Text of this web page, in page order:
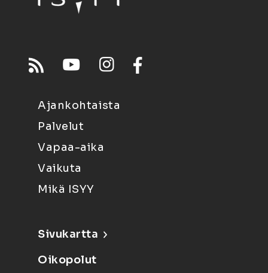
Ajankohtaista
Palvelut
Vapaa-aika
Vaikuta
Mikä ISYY
Sivukartta
Oikopolut